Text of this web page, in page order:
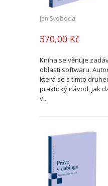
Jan Svoboda
370,00 Kč
Kniha se věnuje
oblasti softwaru.
která se s tímto
praktický návod, jak
v...